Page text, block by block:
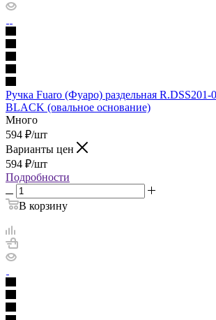
Ручка Fuaro (Фуаро) раздельная
BLACK (овальное основание)
Много
594 ₽/шт
Варианты цен
594 ₽/шт
Подробности
В корзину